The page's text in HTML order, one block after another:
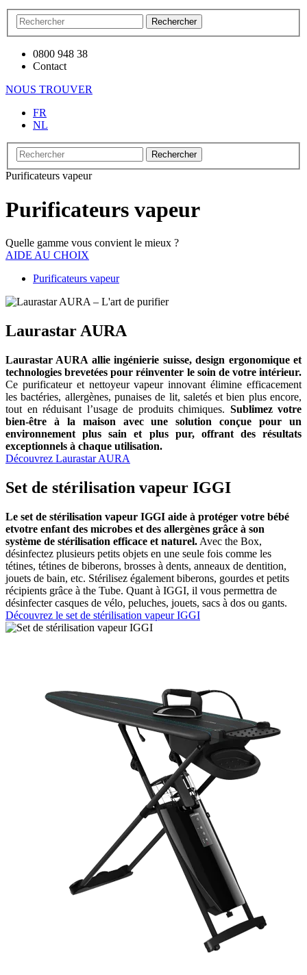
Rechercher
0800 948 38
Contact
NOUS TROUVER
FR
NL
Rechercher
Purificateurs vapeur
Purificateurs vapeur
Quelle gamme vous convient le mieux ?
AIDE AU CHOIX
Purificateurs vapeur
Laurastar AURA
Laurastar AURA allie ingénierie suisse, design ergonomique et
technologies brevetées pour réinventer le soin de votre intérieur.
Ce purificateur et nettoyeur vapeur innovant élimine efficacement
les bactéries, allergènes, punaises de lit, saletés et bien plus encore,
tout en réduisant l’usage de produits chimiques. Sublimez votre
bien-être à la maison avec une solution conçue pour un
environnement plus sain et plus pur, offrant des résultats
exceptionnels à chaque utilisation.
Découvrez Laurastar AURA
Set de stérilisation vapeur IGGI
Le set de stérilisation vapeur IGGI aide à protéger votre bébé
etvotre enfant des microbes et des allergènes grâce à son
système de stérilisation efficace et naturel. Avec the Box,
désinfectez plusieurs petits objets en une seule fois comme les
tétines, tétines de biberons, brosses à dents, anneaux de dentition,
jouets de bain, etc. Stérilisez également biberons, gourdes et petits
récipients grâce à the Tube. Quant à IGGI, il vous permettra de
désinfecter casques de vélo, peluches, jouets, sacs à dos ou gants.
Découvrez le set de stérilisation vapeur IGGI